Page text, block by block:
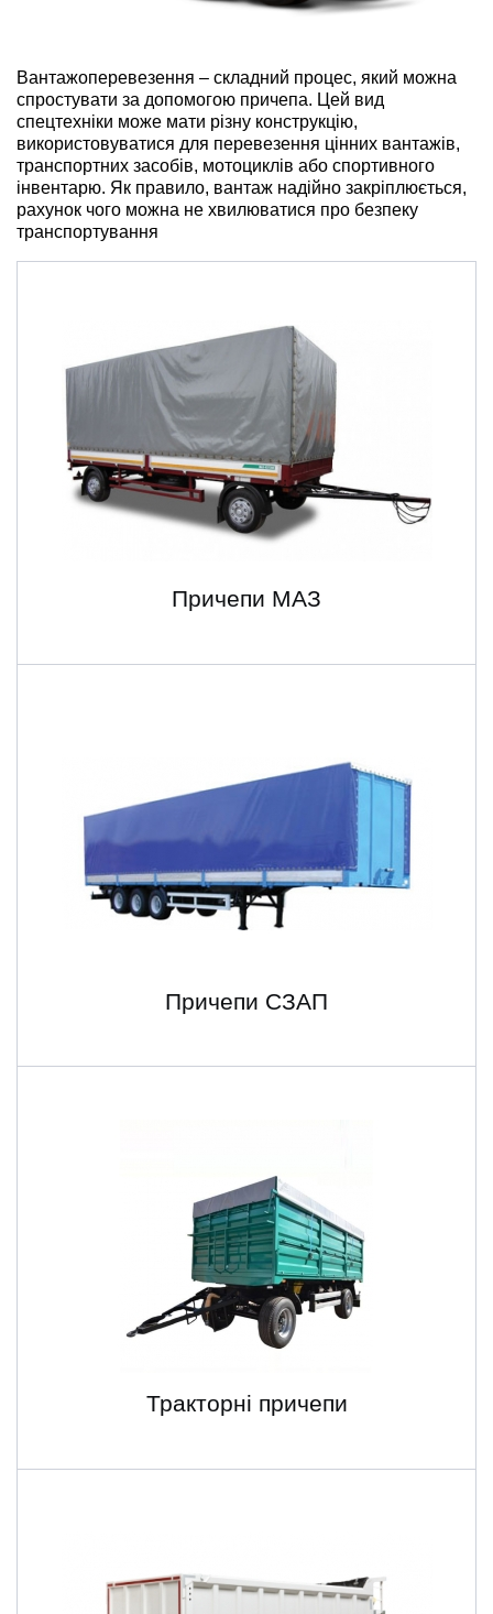
Вантажоперевезення – складний процес, який можна
спростувати за допомогою причепа. Цей вид
спецтехніки може мати різну конструкцію,
використовуватися для перевезення цінних вантажів,
транспортних засобів, мотоциклів або спортивного
інвентарю. Як правило, вантаж надійно закріплюється,
рахунок чого можна не хвилюватися про безпеку
транспортування
Причепи МАЗ
Причепи СЗАП
Тракторні причепи